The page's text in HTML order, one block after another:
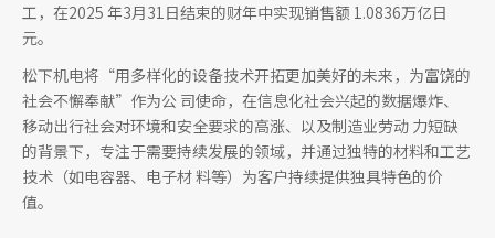
工，在2025 年3月31日结束的财年中实现销售额 1.0836万亿日
元。
松下机电将“用多样化的设备技术开拓更加美好的未来，为富饶的
社会不懈奉献”作为公 司使命，在信息化社会兴起的数据爆炸、
移动出行社会对环境和安全要求的高涨、以及制造业劳动 力短缺
的背景下，专注于需要持续发展的领域，并通过独特的材料和工艺
技术（如电容器、电子材 料等）为客户持续提供独具特色的价
值。